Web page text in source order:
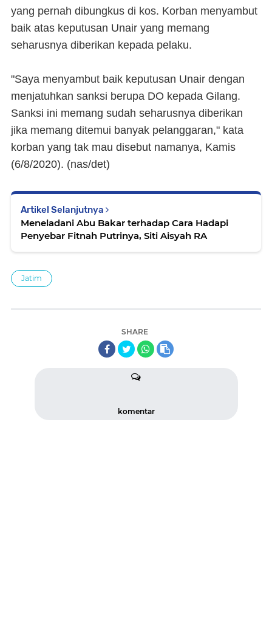
yang pernah dibungkus di kos. Korban menyambut
baik atas keputusan Unair yang memang
seharusnya diberikan kepada pelaku.
"Saya menyambut baik keputusan Unair dengan
menjatuhkan sanksi berupa DO kepada Gilang.
Sanksi ini memang sudah seharusnya diberikan
jika memang ditemui banyak pelanggaran," kata
korban yang tak mau disebut namanya, Kamis
(6/8/2020). (nas/det)
Artikel Selanjutnya
Meneladani Abu Bakar terhadap Cara Hadapi
Penyebar Fitnah Putrinya, Siti Aisyah RA
Jatim
SHARE
komentar